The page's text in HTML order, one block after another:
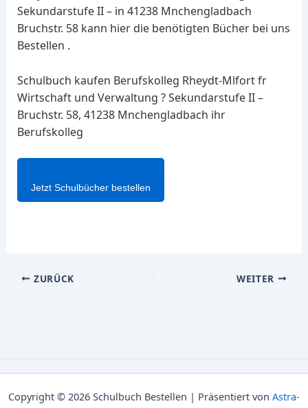
Sekundarstufe II – in 41238 Mnchengladbach
Bruchstr. 58 kann hier die benötigten Bücher bei uns
Bestellen .
Schulbuch kaufen Berufskolleg Rheydt-Mlfort fr
Wirtschaft und Verwaltung ? Sekundarstufe II –
Bruchstr. 58, 41238 Mnchengladbach ihr
Berufskolleg
Jetzt Schulbücher bestellen
ZURÜCK WEITER
Copyright © 2026 Schulbuch Bestellen | Präsentiert von Astra-